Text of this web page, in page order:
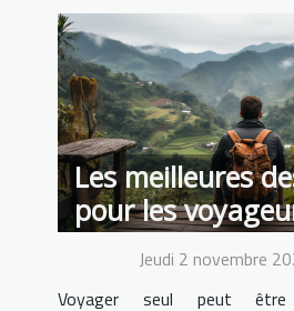
Les meilleures
pour les
solitairesJeudi 2 novembre
Voyager seul peut être